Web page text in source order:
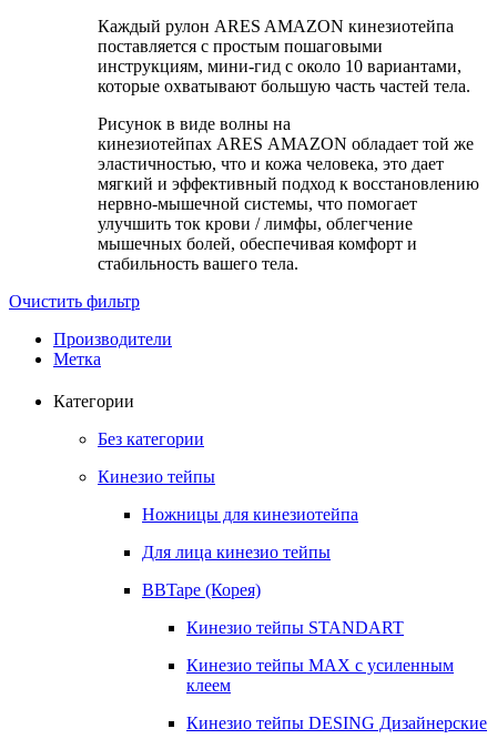
Каждый рулон ARES AMAZON кинезиотейпа
поставляется с простым пошаговыми
инструкциям, мини-гид с около 10 вариантами,
которые охватывают большую часть частей тела.
Рисунок в виде волны на
кинезиотейпах ARES AMAZON обладает той же
эластичностью, что и кожа человека, это дает
мягкий и эффективный подход к восстановлению
нервно-мышечной системы, что помогает
улучшить ток крови / лимфы, облегчение
мышечных болей, обеспечивая комфорт и
стабильность вашего тела.
Очистить фильтр
Производители
Метка
Категории
Без категории
Кинезио тейпы
Ножницы для кинезиотейпа
Для лица кинезио тейпы
BBTape (Корея)
Кинезио тейпы STANDART
Кинезио тейпы МАХ с усиленным
клеем
Кинезио тейпы DESING Дизайнерские